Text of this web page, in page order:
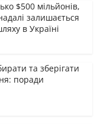
$500 мільйонів,
залишається
в Україні
та зберігати
поради